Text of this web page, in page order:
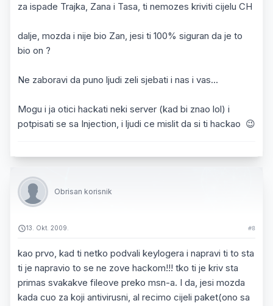
za ispade Trajka, Zana i Tasa, ti nemozes kriviti cijelu CH
dalje, mozda i nije bio Zan, jesi ti 100% siguran da je to
bio on ?
Ne zaboravi da puno ljudi zeli sjebati i nas i vas...
Mogu i ja otici hackati neki server (kad bi znao lol) i
potpisati se sa Injection, i ljudi ce mislit da si ti hackao 😉
Obrisan korisnik
13. Okt. 2009. #8
kao prvo, kad ti netko podvali keylogera i napravi ti to sta
ti je napravio to se ne zove hackom!!! tko ti je kriv sta
primas svakakve fileove preko msn-a. I da, jesi mozda
kada cuo za koji antivirusni, al recimo cijeli paket(ono sa